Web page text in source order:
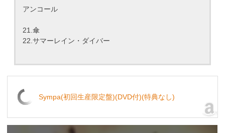
アンコール
21.傘
22.サマーレイン・ダイバー
Sympa(初回生産限定盤)(DVD付)(特典なし)